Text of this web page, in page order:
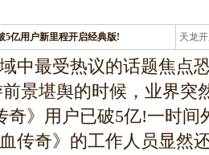
5亿用户新里程开启经典版! 天龙
龙
中最受热议的话题焦点
景堪舆的时候，业界突
奇》用户已破5亿!一时
传奇》的工作人员显然